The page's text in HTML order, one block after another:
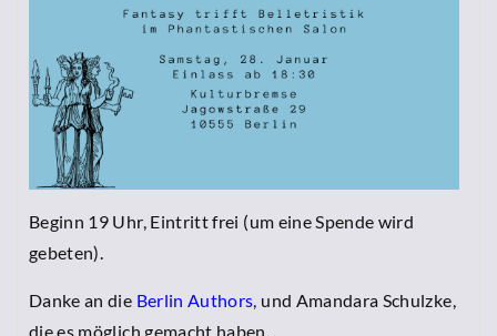
Beginn 19 Uhr, Eintritt frei (um eine Spende wird
gebeten).
Danke an die Berlin Authors, und Amandara Schulzke,
die es möglich gemacht haben.